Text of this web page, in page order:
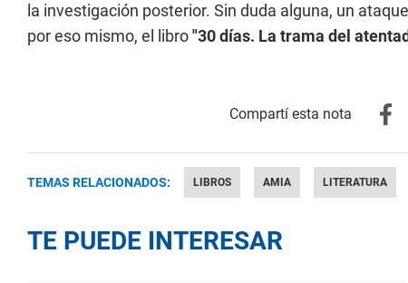
la investigación posterior. Sin duda alguna, un
por eso mismo, el libro"30 días. La trama del
TEMAS RELACIONADOS: LIBROS AMIA LITERATURA
TE PUEDE INTERESAR